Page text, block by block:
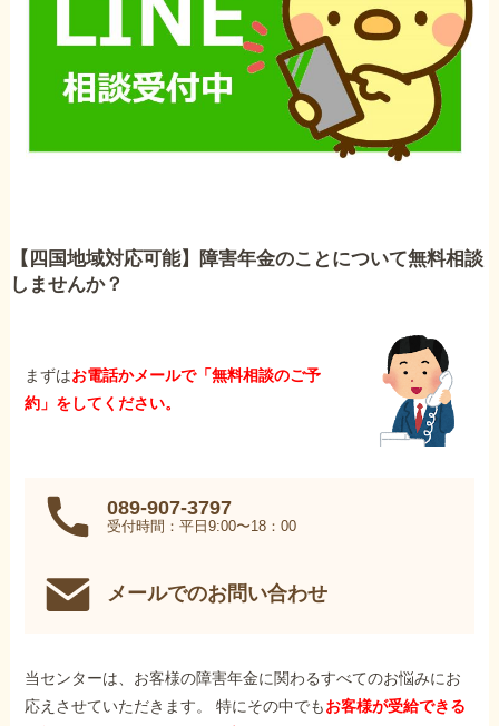
【四国地域対応可能】障害年金のことについて無料相談
しませんか？
まずはお電話かメールで「無料相談のご予
約」をしてください。
089-907-3797
受付時間：平日9:00〜18：00
メールでのお問い合わせ
当センターは、お客様の障害年金に関わるすべてのお悩みにお
応えさせていただきます。 特にその中でもお客様が受給できる